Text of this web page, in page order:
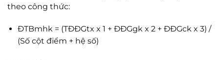
theo công thức:
ĐTBmhk = (TĐĐGtx x 1 + ĐĐGgk x 2 + ĐĐGck x 3) /
(Số cột điểm + hệ số)